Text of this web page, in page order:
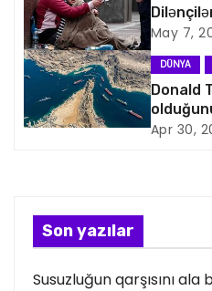
a
s
y
s
ı
May 7,
DÜNYA
Donald
Apr 30,
Son yazılar
Susuzluğun qarşısını